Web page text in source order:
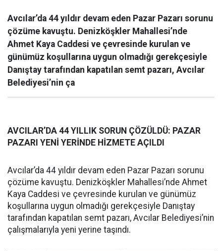
Avcılar’da 44 yıldır devam eden Pazar Pazarı sorunu
çözüme kavuştu. Denizköşkler Mahallesi’nde
Ahmet Kaya Caddesi ve çevresinde kurulan ve
günümüz koşullarına uygun olmadığı gerekçesiyle
Danıştay tarafından kapatılan semt pazarı, Avcılar
Belediyesi’nin ça
AVCILAR’DA 44 YILLIK SORUN ÇÖZÜLDÜ: PAZAR
PAZARI YENİ YERİNDE HİZMETE AÇILDI
Avcılar’da 44 yıldır devam eden Pazar Pazarı sorunu
çözüme kavuştu. Denizköşkler Mahallesi’nde Ahmet
Kaya Caddesi ve çevresinde kurulan ve günümüz
koşullarına uygun olmadığı gerekçesiyle Danıştay
tarafından kapatılan semt pazarı, Avcılar Belediyesi’nin
çalışmalarıyla yeni yerine taşındı.